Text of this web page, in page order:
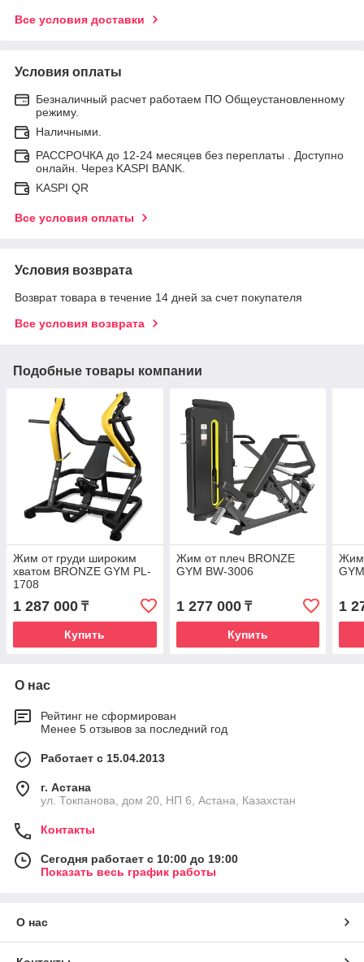
Все условия доставки
Условия оплаты
Безналичный расчет работаем ПО Общеустановленному
режиму.
Наличными.
РАССРОЧКА до 12-24 месяцев без переплаты . Доступно
онлайн. Через KASPI BANK.
KASPI QR
Все условия оплаты
Условия возврата
Возврат товара в течение 14 дней за счет покупателя
Все условия возврата
Подобные товары компании
Жим от груди широким
хватом BRONZE GYM PL-
1708
1 287 000 ₸
Купить
Жим от плеч BRONZE
GYM BW-3006
1 277 000₸
Купить
Жим
1
О нас
Рейтинг не сформирован
Менее 5 отзывов за последний год
Работает с 15.04.2013
г. Астана
ул. Токпанова, дом 20, НП 6, Астана, Казахстан
Контакты
Сегодня работает с 10:00 до 19:00
Показать весь график работы
О нас